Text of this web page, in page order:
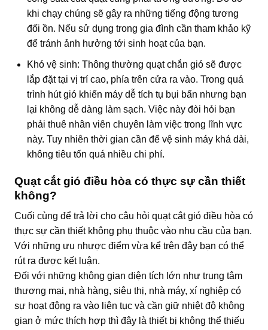
khi chạy chúng sẽ gây ra những tiếng động tương
đối ồn. Nếu sử dụng trong gia đình cần tham khảo kỹ
để tránh ảnh hưởng tới sinh hoạt của bạn.
Khó vệ sinh: Thông thường quạt chắn giósẽ được
lắp đặt tại vị trí cao, phía trên cửa ra vào. Trong quá
trình hút gió khiến máy dễ tích tụ bụi bẩn nhưng bạn
lại không dễ dàng làm sạch. Việc này đòi hỏi bạn
phải thuê nhân viên chuyên làm việc trong lĩnh vực
này. Tuy nhiên thời gian cần để vệ sinh máy khá dài,
không tiêu tốn quá nhiều chi phí.
Quạt cắt gió điều hòa có thực sự cần thiết
không?
Cuối cùng để trả lời cho câu hỏi quạt cắt gió điều hòa có
thực sự cần thiết không phụ thuộc vào nhu cầu của bạn.
Với những ưu nhược điểm vừa kể trên đây bạn có thể
rút ra được kết luận.
Đối với những không gian diện tích lớn như trung tâm
thương mại, nhà hàng, siêu thị, nhà máy, xí nghiệp có
sự hoạt động ra vào liên tục và cần giữ nhiệt độ không
gian ở mức thích hợp thì đây là thiết bị không thể thiếu